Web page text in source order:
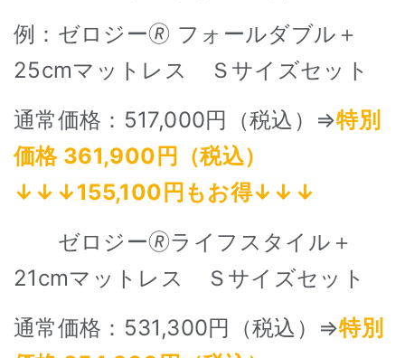
例：ゼロジー🄬 フォールダブル＋
25cmマットレス Ｓサイズセット
通常価格：517,000円（税込）⇒特別
価格 361,900円（税込）
↓↓↓155,100円もお得↓↓↓
ゼロジー🄬ライフスタイル＋
21cmマットレス Ｓサイズセット
通常価格：531,300円（税込）⇒特別